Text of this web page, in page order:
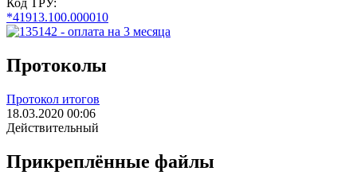
Код ТРУ:
*41913.100.000010
Протоколы
Протокол итогов
18.03.2020 00:06
Действительный
Прикреплённые файлы